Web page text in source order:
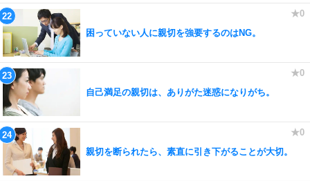
困っていない人に親切を強要するのはNG。
自己満足の親切は、ありがた迷惑になりがち。
親切を断られたら、素直に引き下がることが大切。